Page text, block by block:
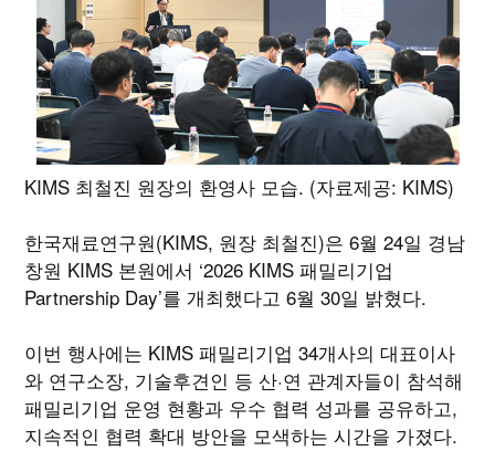
KIMS 최철진 원장의 환영사 모습. (자료제공: KIMS)
한국재료연구원(KIMS, 원장 최철진)은 6월 24일 경남
창원 KIMS 본원에서 ‘2026 KIMS 패밀리기업
Partnership Day’를 개최했다고 6월 30일 밝혔다.
이번 행사에는 KIMS 패밀리기업 34개사의 대표이사
와 연구소장, 기술후견인 등 산·연 관계자들이 참석해
패밀리기업 운영 현황과 우수 협력 성과를 공유하고,
지속적인 협력 확대 방안을 모색하는 시간을 가졌다.